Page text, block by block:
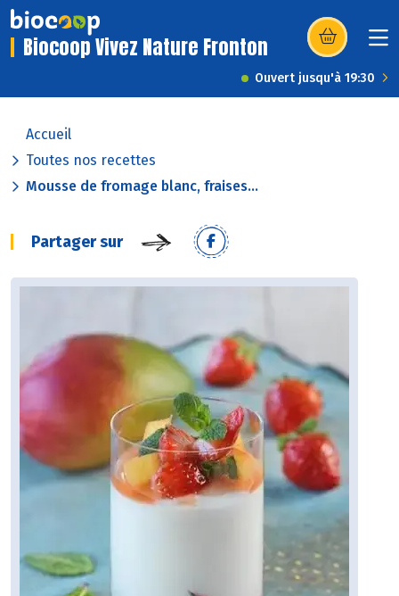
Biocoop Vivez Nature Fronton (s’ouvre dans
Ouvert jusqu'à 19:30
Accueil
Toutes nos recettes
Mousse de fromage blanc, fraises...
Partager sur